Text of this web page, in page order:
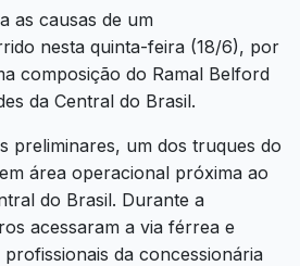
as causas de um
nesta quinta-feira (18/6), por
composição do Ramal Belford
da Central do Brasil.
preliminares, um dos truques do
área operacional próxima ao
do Brasil. Durante a
acessaram a via férrea e
da concessionária